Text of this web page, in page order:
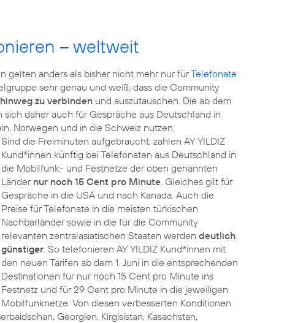
– weltweit
gelten anders als bisher nicht mehr nur fürTelefonate
sehr genau und weiß, dass die Community
zu verbinden und auszutauschen. Die ab dem
daher auch für Gespräche aus Deutschland in
Norwegen und in die Schweiz nutzen.
Sind die Freiminuten aufgebraucht, zahlen AY YILDIZ
Kund*innen künftig bei Telefonaten aus Deutschland in
die Mobilfunk- und Festnetze der oben genannten
Länder nur noch 15 Cent pro Minute. Gleiches gilt für
Gespräche in die USA und nach Kanada. Auch die
Preise für Telefonate in die meisten türkischen
Nachbarländer sowie in die für die Community
relevanten zentralasiatischen Staaten werden deutlich
günstiger. So telefonieren AY YILDIZ Kund*innen mit
den neuen Tarifen ab dem 1. Juni in die entsprechenden
Destinationen für nur noch 15 Cent pro Minute ins
Festnetz und für 29 Cent pro Minute in die jeweiligen
Mobilfunknetze. Von diesen verbesserten Konditionen
Georgien, Kirgisistan, Kasachstan,